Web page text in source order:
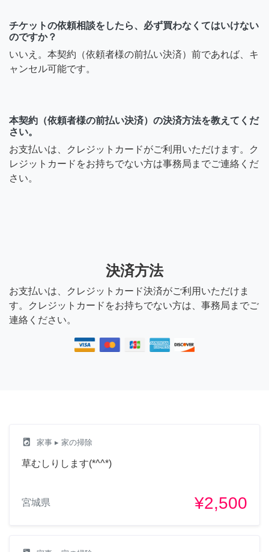
チケットの依頼相談をしたら、必ず買わなくてはいけない
のですか？
いいえ。本契約（依頼者様の前払い決済）前であれば、キ
ャンセル可能です。
本契約（依頼者様の前払い決済）の決済方法を教えてくだ
さい。
お支払いは、クレジットカードがご利用いただけます。ク
レジットカードをお持ちでない方は事務局までご連絡くだ
さい。
決済方法
お支払いは、クレジットカード決済がご利用いただけま
す。クレジットカードをお持ちでない方は、事務局までご
連絡ください。
local_laundry_service 家事 ▸ 家の掃除
草むしりします(*^^*)
宮城県 ¥2,500